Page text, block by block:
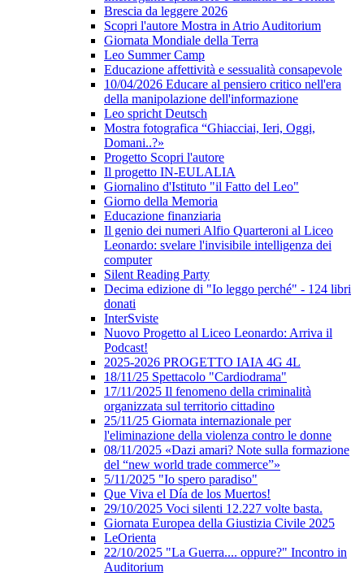
Brescia da leggere 2026
Scopri l'autore Mostra in Atrio Auditorium
Giornata Mondiale della Terra
Leo Summer Camp
Educazione affettività e sessualità consapevole
10/04/2026 Educare al pensiero critico nell'era
della manipolazione dell'informazione
Leo spricht Deutsch
Mostra fotografica “Ghiacciai, Ieri, Oggi,
Domani..?»
Progetto Scopri l'autore
Il progetto IN-EULALIA
Giornalino d'Istituto "il Fatto del Leo"
Giorno della Memoria
Educazione finanziaria
Il genio dei numeri Alfio Quarteroni al Liceo
Leonardo: svelare l'invisibile intelligenza dei
computer
Silent Reading Party
Decima edizione di "Io leggo perché" - 124 libri
donati
InterSviste
Nuovo Progetto al Liceo Leonardo: Arriva il
Podcast!
2025-2026 PROGETTO IAIA 4G 4L
18/11/25 Spettacolo "Cardiodrama"
17/11/2025 Il fenomeno della criminalità
organizzata sul territorio cittadino
25/11/25 Giornata internazionale per
l'eliminazione della violenza contro le donne
08/11/2025 «Dazi amari? Note sulla formazione
del “new world trade commerce”»
5/11/2025 "Io spero paradiso"
Que Viva el Día de los Muertos!
29/10/2025 Voci silenti 12.227 volte basta.
Giornata Europea della Giustizia Civile 2025
LeOrienta
22/10/2025 "La Guerra.... oppure?" Incontro in
Auditorium